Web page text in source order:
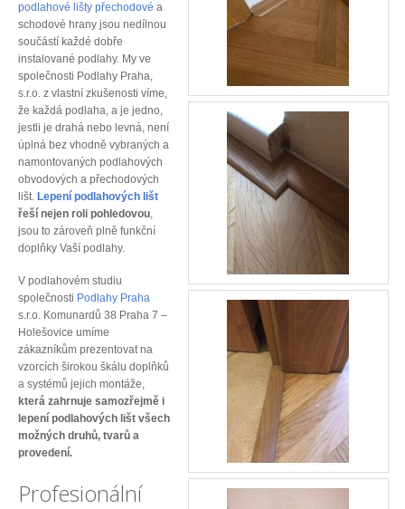
podlahové lišty přechodové a
schodové hrany jsou nedílnou
součástí každé dobře
instalované podlahy. My ve
společnosti Podlahy Praha,
s.r.o. z vlastní zkušenosti víme,
že každá podlaha, a je jedno,
jestli je drahá nebo levná, není
úplná bez vhodně vybraných a
namontovaných podlahových
obvodových a přechodových
lišt. Lepení podlahových lišt
řeší nejen roli pohledovou,
jsou to zároveň plně funkční
doplňky Vaší podlahy.
V podlahovém studiu
společnosti Podlahy Praha
s.r.o. Komunardů 38 Praha 7 –
Holešovice umíme
zákazníkům prezentovat na
vzorcích širokou škálu doplňků
a systémů jejich montáže,
která zahrnuje samozřejmě i
lepení podlahových lišt všech
možných druhů, tvarů a
provedení.
Profesionální